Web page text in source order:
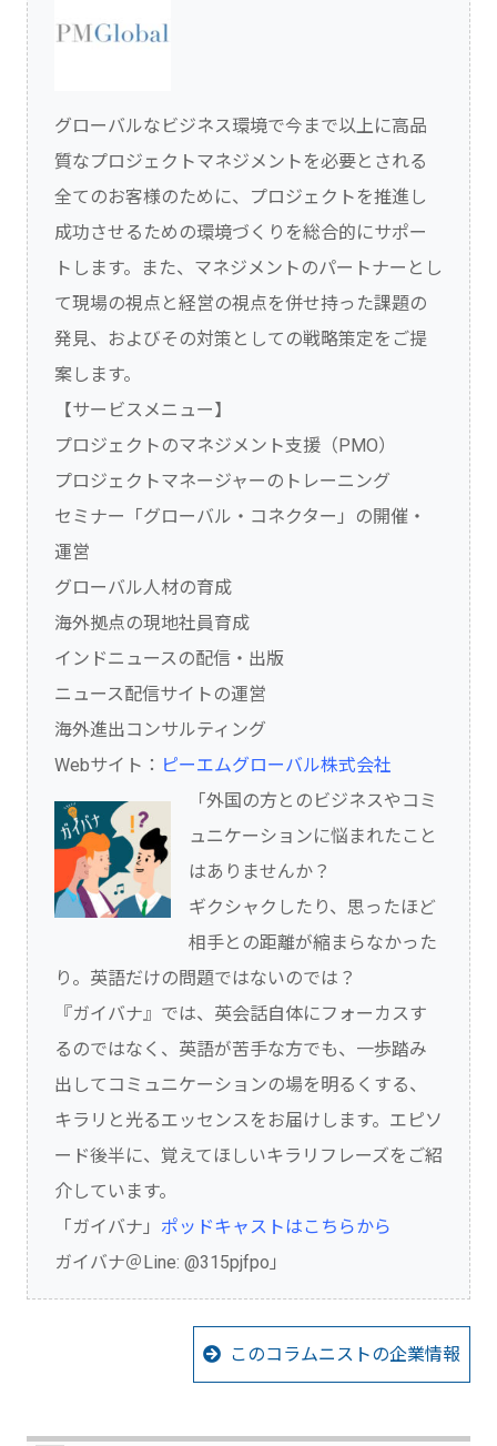
グローバルなビジネス環境で今まで以上に高品
質なプロジェクトマネジメントを必要とされる
全てのお客様のために、プロジェクトを推進し
成功させるための環境づくりを総合的にサポー
トします。また、マネジメントのパートナーとし
て現場の視点と経営の視点を併せ持った課題の
発見、およびその対策としての戦略策定をご提
案します。
【サービスメニュー】
プロジェクトのマネジメント支援（PMO）
プロジェクトマネージャーのトレーニング
セミナー「グローバル・コネクター」の開催・
運営
グローバル人材の育成
海外拠点の現地社員育成
インドニュースの配信・出版
ニュース配信サイトの運営
海外進出コンサルティング
Webサイト： ピーエムグローバル株式会社
「外国の方とのビジネスやコミ
ュニケーションに悩まれたこと
はありませんか？
ギクシャクしたり、思ったほど
相手との距離が縮まらなかった
り。英語だけの問題ではないのでは？
『ガイバナ』では、英会話自体にフォーカスす
るのではなく、英語が苦手な方でも、一歩踏み
出してコミュニケーションの場を明るくする、
キラリと光るエッセンスをお届けします。エピソ
ード後半に、覚えてほしいキラリフレーズをご紹
介しています。
「ガイバナ」 ポッドキャストはこちらから
ガイバナ＠Line: @315pjfpo」
このコラムニストの企業情報